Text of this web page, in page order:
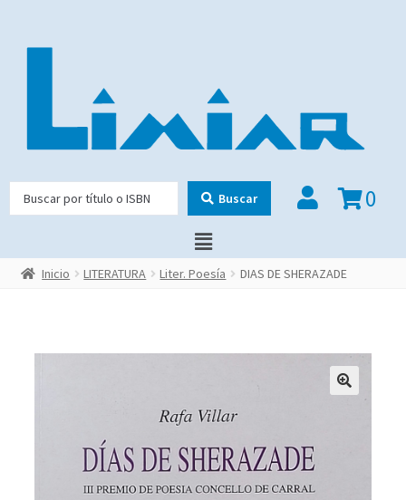
Buscar 0
Inicio LITERATURA Liter. Poesía DIAS DE SHERAZADE